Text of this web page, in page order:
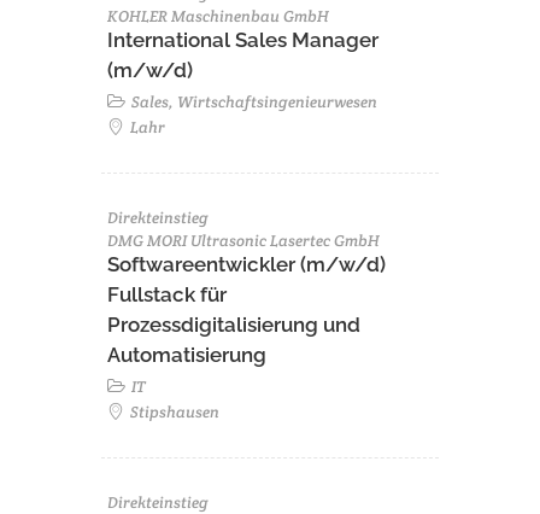
KOHLER Maschinenbau GmbH
International Sales Manager
(m/w/d)
Sales, Wirtschaftsingenieurwesen
Lahr
Direkteinstieg
DMG MORI Ultrasonic Lasertec GmbH
Softwareentwickler (m/w/d)
Fullstack für
Prozessdigitalisierung und
Automatisierung
IT
Stipshausen
Direkteinstieg